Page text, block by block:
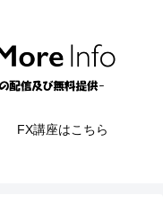
FX講座はこちら